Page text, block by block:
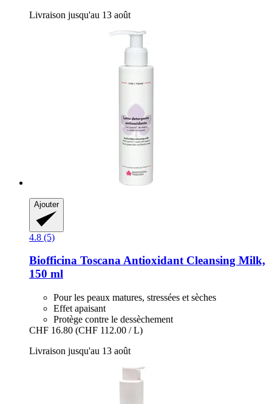
Livraison jusqu'au 13 août
Ajouter
4.8 (5)
Biofficina ToscanaAntioxidant Cleansing Milk,
150 ml
Pour les peaux matures, stressées et sèches
Effet apaisant
Protège contre le dessèchement
CHF 16.80 (CHF 112.00 / L)
Livraison jusqu'au 13 août